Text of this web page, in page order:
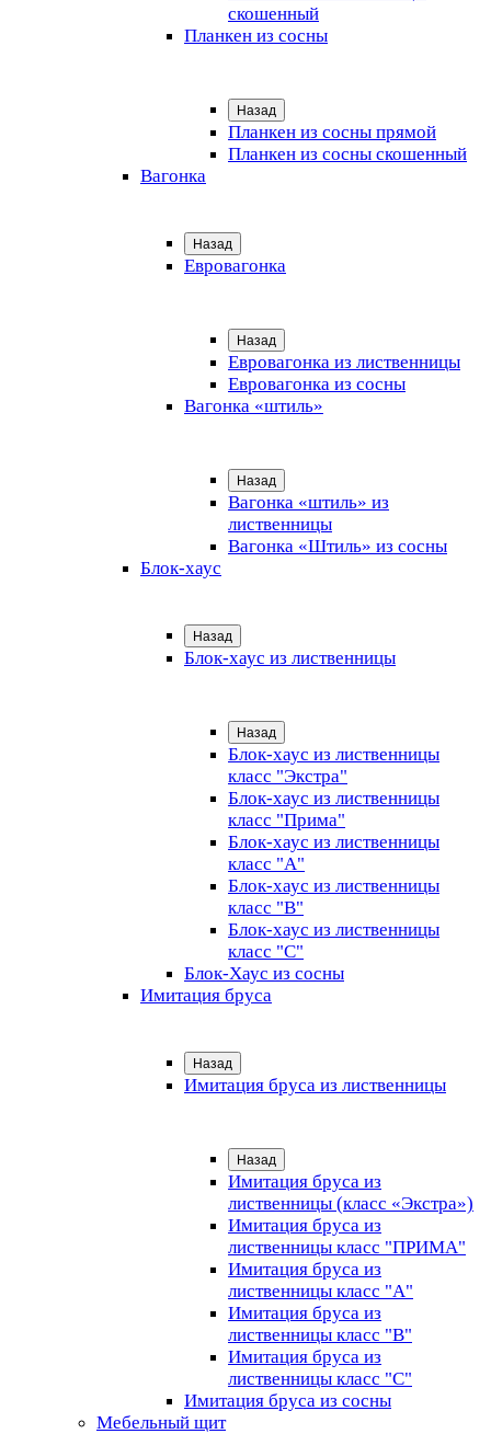
скошенный
Планкен из сосны
Назад
Планкен из сосны прямой
Планкен из сосны скошенный
Вагонка
Назад
Евровагонка
Назад
Евровагонка из лиственницы
Евровагонка из сосны
Вагонка «штиль»
Назад
Вагонка «штиль» из
лиственницы
Вагонка «Штиль» из сосны
Блок-хаус
Назад
Блок-хаус из лиственницы
Назад
Блок-хаус из лиственницы
класс "Экстра"
Блок-хаус из лиственницы
класс "Прима"
Блок-хаус из лиственницы
класс "А"
Блок-хаус из лиственницы
класс "B"
Блок-хаус из лиственницы
класс "C"
Блок-Хаус из сосны
Имитация бруса
Назад
Имитация бруса из лиственницы
Назад
Имитация бруса из
лиственницы (класс «Экстра»)
Имитация бруса из
лиственницы класс "ПРИМА"
Имитация бруса из
лиственницы класс "А"
Имитация бруса из
лиственницы класс "B"
Имитация бруса из
лиственницы класс "C"
Имитация бруса из сосны
Мебельный щит